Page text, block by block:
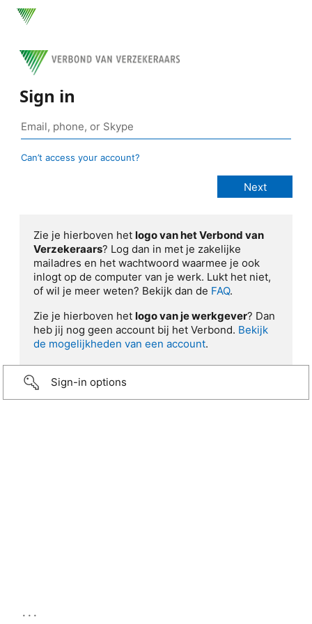
Sign in
Can’t access your account?
Zie je hierboven het logo van het Verbond van
Verzekeraars? Log dan in met je zakelijke
mailadres en het wachtwoord waarmee je ook
inlogt op de computer van je werk. Lukt het niet,
of wil je meer weten? Bekijk dan de FAQ.
Zie je hierboven het logo van je werkgever? Dan
heb jij nog geen account bij het Verbond. Bekijk
de mogelijkheden van een account.
Sign-in options
...